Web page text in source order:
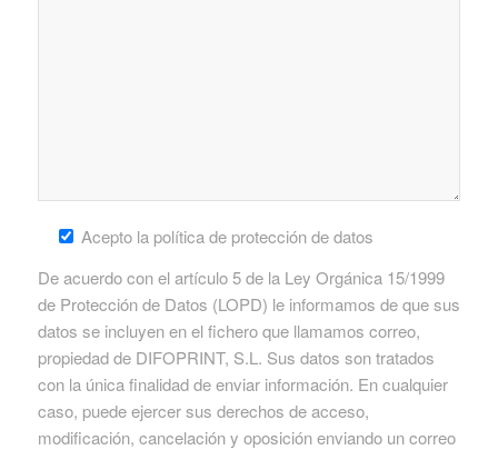
Acepto la política de protección de datos
De acuerdo con el artículo 5 de la Ley Orgánica 15/1999
de Protección de Datos (LOPD) le informamos de que sus
datos se incluyen en el fichero que llamamos correo,
propiedad de DIFOPRINT, S.L. Sus datos son tratados
con la única finalidad de enviar información. En cualquier
caso, puede ejercer sus derechos de acceso,
modificación, cancelación y oposición enviando un correo